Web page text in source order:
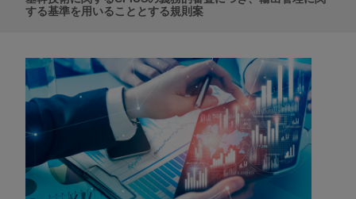
する基準を用いることとする規則案